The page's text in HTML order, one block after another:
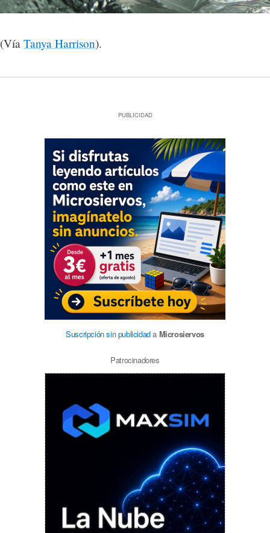
(Vía Tanya Harrison).
PUBLICIDAD
Suscripción sin publicidada Microsiervos
Patrocinadores